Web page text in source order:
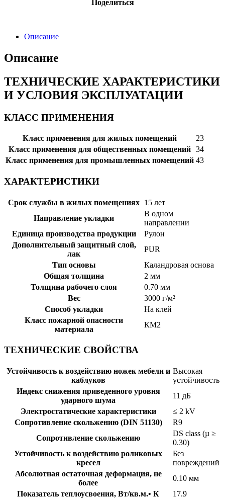
Поделиться
Описание
Описание
ТЕХНИЧЕСКИЕ ХАРАКТЕРИСТИКИ
И УСЛОВИЯ ЭКСПЛУАТАЦИИ
КЛАСС ПРИМЕНЕНИЯ
Класс применения для жилых помещений
23
Класс применения для общественных помещений 34
Класс применения для промышленных помещений 43
ХАРАКТЕРИСТИКИ
Срок службы в жилых помещениях 15 лет
Направление укладки
В одном
направлении
Единица производства продукции
Рулон
Дополнительный защитный слой,
лак
PUR
Тип основы
Каландровая основа
Общая толщина
2 мм
Толщина рабочего слоя
0.70 мм
Вес
3000 г/м²
Способ укладки
На клей
Класс пожарной опасности
материала
КМ2
ТЕХНИЧЕСКИЕ СВОЙСТВА
Устойчивость к воздействию ножек мебели и
каблуков
Высокая
устойчивость
Индекс снижения приведенного уровня
ударного шума
11 дБ
Электростатические характеристики
≤ 2 kV
Сопротивление скольжению (DIN 51130)
R9
Сопротивление скольжению
DS class (µ ≥
0.30)
Устойчивость к воздействию роликовых
кресел
Без
повреждений
Абсолютная остаточная деформация, не
более
0.10 мм
Показатель теплоусвоения, Вт/кв.м.• К
17.9